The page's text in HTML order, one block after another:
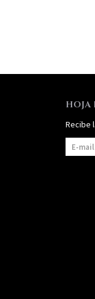
HOJA
Recibe